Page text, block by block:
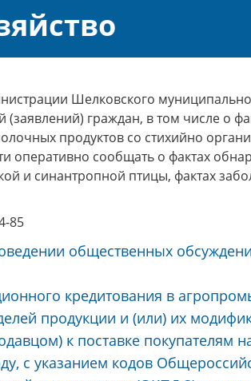
Шелковского
граждан, в том числе о
продуктов со стихийно
оперативно сообщать о фактах
и синантропной птицы, фактах
85
общественных
кредитования в
продукции и (или) их
к поставке покупателям
с указанием кодов